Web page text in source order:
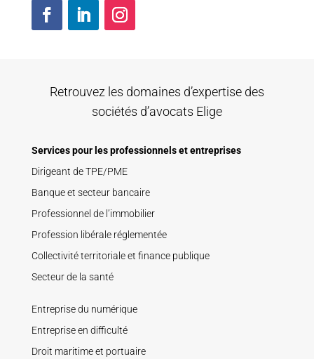
Retrouvez les domaines d’expertise des
sociétés d’avocats Elige
Services pour les professionnels et entreprises
Dirigeant de TPE/PME
Banque et secteur bancaire
Professionnel de l’immobilier
Profession libérale réglementée
Collectivité territoriale et finance publique
Secteur de la santé
Entreprise du numérique
Entreprise en difficulté
Droit maritime et portuaire